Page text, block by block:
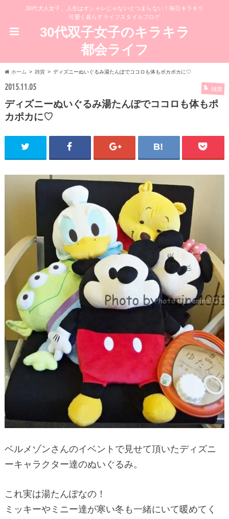
30代大人女子、人生はオシャレじゃないとつまらない！毎日キラキラ
可愛く暮らすライフスタイルブログ
30代双子女子のキラキラ
都会ライフ
ホーム 雑貨 ディズニーぬいぐるみ湯たんぽでココロも体もポカポカに♡
2015.11.05 雑貨
ディズニーぬいぐるみ湯たんぽでココロも体もポ
カポカに♡
ベルメゾンさんのイベントで見せて頂いたディズニ
ーキャラクター達のぬいぐるみ。
これ実は湯たんぽなの！
ミッキーやミニー達が寒い冬も一緒にいて暖めてく